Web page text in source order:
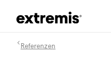
Referenzen